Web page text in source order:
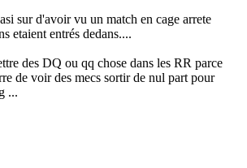
sur d'avoir vu un match en cage arrete
etaient entrés dedans....
des DQ ou qq chose dans les RR parce
de voir des mecs sortir de nul part pour
...